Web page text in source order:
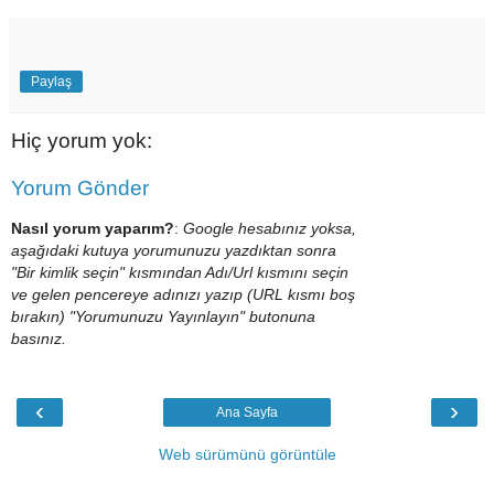
Paylaş
Hiç yorum yok:
Yorum Gönder
Nasıl yorum yaparım?: Google hesabınız yoksa,
aşağıdaki kutuya yorumunuzu yazdıktan sonra
"Bir kimlik seçin" kısmından Adı/Url kısmını seçin
ve gelen pencereye adınızı yazıp (URL kısmı boş
bırakın) "Yorumunuzu Yayınlayın" butonuna
basınız.
‹ ›
Ana Sayfa
Web sürümünü görüntüle